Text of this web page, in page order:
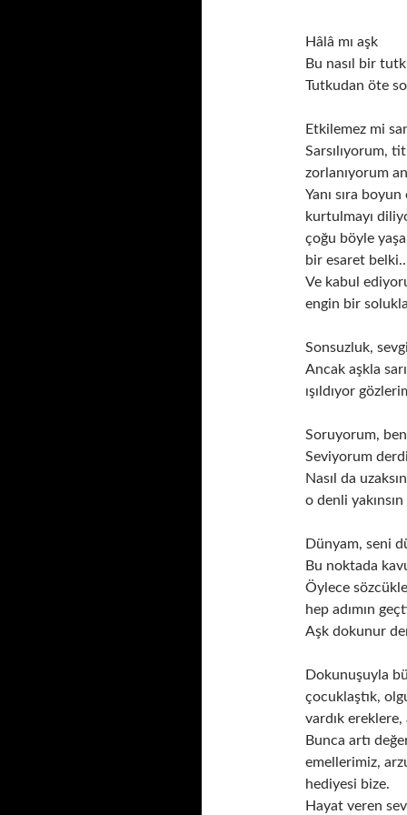
Hâlâ mı aşk
Bu nasıl bir
Tutkudan öte
Etkilemez mi
Sarsılıyorum,
zorlanıyorum
Yanı sıra
kurtulmayı
çoğu böyle
bir esaret
Ve kabul
engin bir
Sonsuzluk,
Ancak aşkla
ışıldıyor
Soruyorum,
Seviyorum
Nasıl da
o denli
Dünyam, seni
Bu noktada
Öylece
hep adımın
Aşk dokunur
Dokunuşuyla
çocuklaştık,
vardık ereklere,
Bunca artı
emellerimiz,
hediyesi bize.
Hayat veren